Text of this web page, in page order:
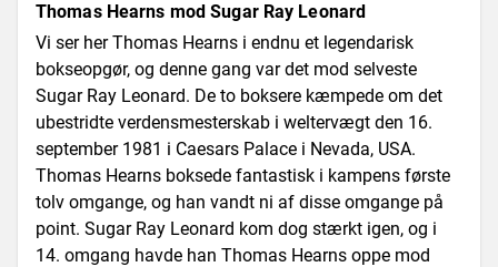
Thomas Hearns mod Sugar Ray Leonard
Vi ser her Thomas Hearns i endnu et legendarisk
bokseopgør, og denne gang var det mod selveste
Sugar Ray Leonard. De to boksere kæmpede om det
ubestridte verdensmesterskab i weltervægt den 16.
september 1981 i Caesars Palace i Nevada, USA.
Thomas Hearns boksede fantastisk i kampens første
tolv omgange, og han vandt ni af disse omgange på
point. Sugar Ray Leonard kom dog stærkt igen, og i
14. omgang havde han Thomas Hearns oppe mod